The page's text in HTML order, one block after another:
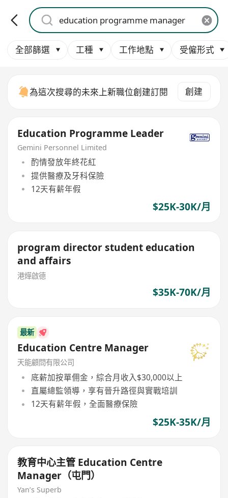
全部篩選 工種 工作地點 受僱形式
為這次搜尋的未來上新職位創建訂閱 創建
Education Programme Leader
Gemini Personnel Limited
酌情發放年終花紅
提供醫療及牙科保險
12天有薪年假
$25K-30K/月
program director student education
and affairs
港燁啟德
$35K-70K/月
最新
Education Centre Manager
天能顧問有限公司
底薪加按單佣金，綜合月收入$30,000以上
直屬總監領導，享有晉升路徑與實戰培訓
12天有薪年假，全面醫療保險
$25K-35K/月
教育中心主管 Education Centre
Manager（屯門）
Yan’s Superb